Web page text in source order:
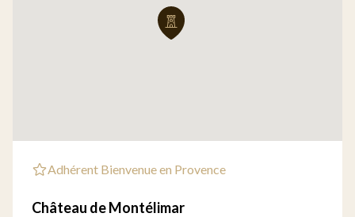
Adhérent Bienvenue en Provence
Château de Montélimar